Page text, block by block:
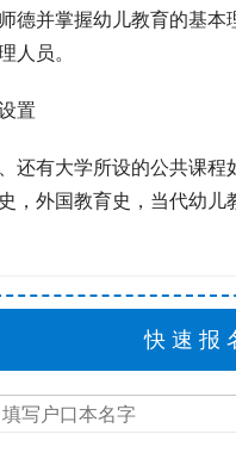
德并掌握幼儿教育的基
人员。
置
还有大学所设的公共课
，外国教育史，当代幼